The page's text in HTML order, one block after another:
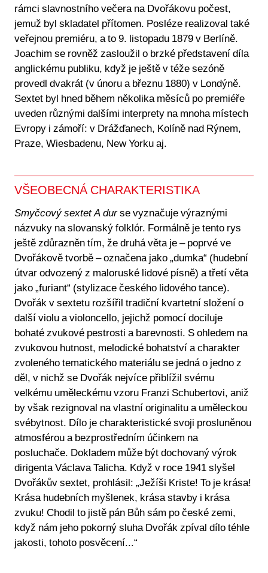
rámci slavnostního večera na Dvořákovu počest,
jemuž byl skladatel přítomen. Posléze realizoval také
veřejnou premiéru, a to 9. listopadu 1879 v Berlíně.
Joachim se rovněž zasloužil o brzké představení díla
anglickému publiku, když je ještě v téže sezóně
provedl dvakrát (v únoru a březnu 1880) v Londýně.
Sextet byl hned během několika měsíců po premiéře
uveden různými dalšími interprety na mnoha místech
Evropy i zámoří: v Drážďanech, Kolíně nad Rýnem,
Praze, Wiesbadenu, New Yorku aj.
VŠEOBECNÁ CHARAKTERISTIKA
Smyčcový sextet A durse vyznačuje výraznými
názvuky na slovanský folklór. Formálně je tento rys
ještě zdůrazněn tím, že druhá věta je – poprvé ve
Dvořákově tvorbě – označena jako „dumka“ (hudební
útvar odvozený z maloruské lidové písně) a třetí věta
jako „furiant“ (stylizace českého lidového tance).
Dvořák v sextetu rozšířil tradiční kvartetní složení o
další violu a violoncello, jejichž pomocí dociluje
bohaté zvukové pestrosti a barevnosti. S ohledem na
zvukovou hutnost, melodické bohatství a charakter
zvoleného tematického materiálu se jedná o jedno z
děl, v nichž se Dvořák nejvíce přiblížil svému
velkému uměleckému vzoru Franzi Schubertovi, aniž
by však rezignoval na vlastní originalitu a uměleckou
svébytnost. Dílo je charakteristické svoji prosluněnou
atmosférou a bezprostředním účinkem na
posluchače. Dokladem může být dochovaný výrok
dirigenta Václava Talicha. Když v roce 1941 slyšel
Dvořákův sextet, prohlásil: „Ježíši Kriste! To je krása!
Krása hudebních myšlenek, krása stavby i krása
zvuku! Chodil to jistě pán Bůh sám po české zemi,
když nám jeho pokorný sluha Dvořák zpíval dílo téhle
jakosti, tohoto posvěcení...“